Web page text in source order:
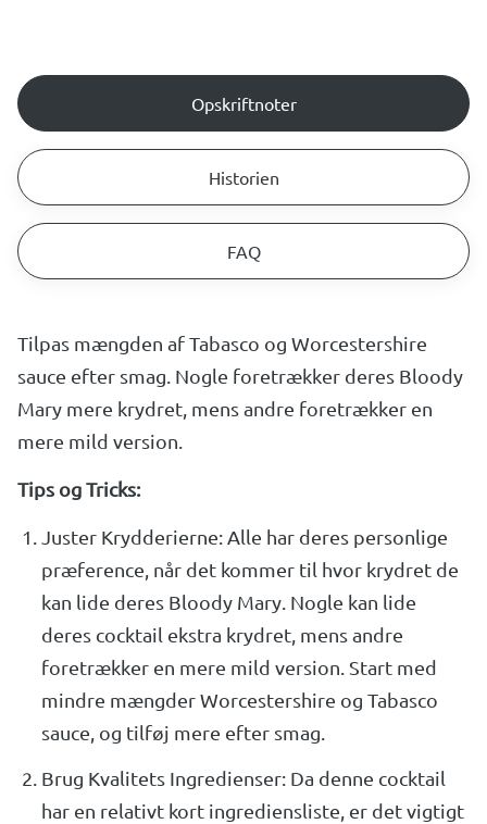
Opskriftnoter
Historien
FAQ
Tilpas mængden af Tabasco og Worcestershire
sauce efter smag. Nogle foretrækker deres Bloody
Mary mere krydret, mens andre foretrækker en
mere mild version.
Tips og Tricks:
Juster Krydderierne: Alle har deres personlige
præference, når det kommer til hvor krydret de
kan lide deres Bloody Mary. Nogle kan lide
deres cocktail ekstra krydret, mens andre
foretrækker en mere mild version. Start med
mindre mængder Worcestershire og Tabasco
sauce, og tilføj mere efter smag.
Brug Kvalitets Ingredienser: Da denne cocktail
har en relativt kort ingrediensliste, er det vigtigt